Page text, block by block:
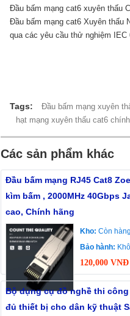
Đầu bấm mạng cat6 xuyên thấu
Đầu bấm mạng cat6 Xuyên thấu
qua các yêu cầu thử nghiệm
Tags: Đầu bấm mạng xuyên
hạt mạng xuyên thấu cat6
Các sản phẩm khác
Đầu bấm mạng RJ45 Cat8
kìm bấm , 2000MHz 40Gbps
cao, Chính hãng
Kho: Còn
Bảo hành:
120,000 VNĐ
Bộ dụng cụ đồ nghề thi công
đủ thiết bị cho dân kỹ thuật